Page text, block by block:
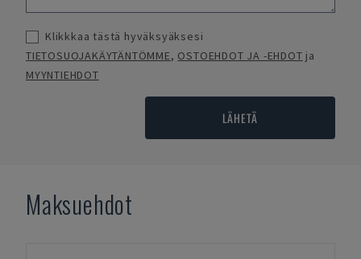
Klikkkaa tästä hyväksyäksesi
TIETOSUOJAKÄYTÄNTÖMME, OSTOEHDOT JA -EHDOT ja
MYYNTIEHDOT
LÄHETÄ
Maksuehdot